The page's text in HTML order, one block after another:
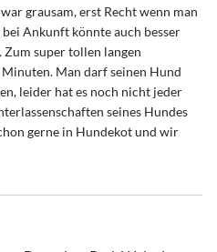
grausam, erst Recht wenn man
Ankunft könnte auch besser
Zum super tollen langen
Man darf seinen Hund
leider hat es noch nicht jeder
seines Hundes
gerne in Hundekot und wir